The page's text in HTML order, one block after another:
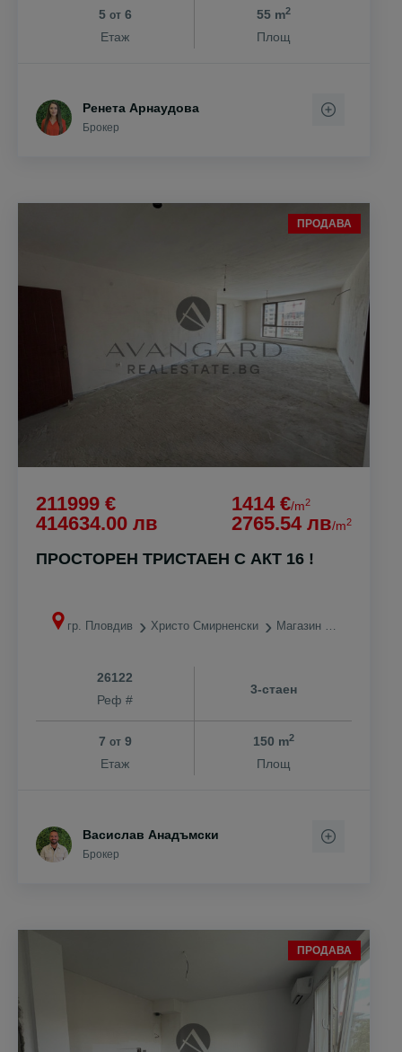
5 от6
Етаж
55 m2
Площ
Ренета Арнаудова
Брокер
ПРОДАВА
211999 €
414634.00 лв
1414 €/m2
2765.54 лв/m2
ПРОСТОРЕН ТРИСТАЕН С АКТ 16 !
гр. Пловдив Христо Смирненски Магазин ЛИДЛ
26122
Реф #
3-стаен
7 от9
Етаж
150 m2
Площ
Васислав Анадъмски
Брокер
ПРОДАВА